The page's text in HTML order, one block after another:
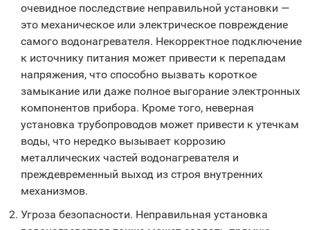
очевидное последствие неправильной установки —
это механическое или электрическое повреждение
самого водонагревателя. Некорректное подключение
к источнику питания может привести к перепадам
напряжения, что способно вызвать короткое
замыкание или даже полное выгорание электронных
компонентов прибора. Кроме того, неверная
установка трубопроводов может привести к утечкам
воды, что нередко вызывает коррозию
металлических частей водонагревателя и
преждевременный выход из строя внутренних
механизмов.
Угроза безопасности. Неправильная установка